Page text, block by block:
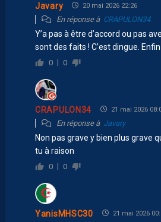
Javary 20 mai 2026 22:26
En réponse à CRAPULON34
Y’a pas à être d’accord ou pas
sont des faits ! C’est dingue.
0 0
CRAPULON34 21 mai 2026
En réponse à Javary
Non pas grave y bien plus grave
tu à raison
0 0
YanisMHSC30 21 mai 2026